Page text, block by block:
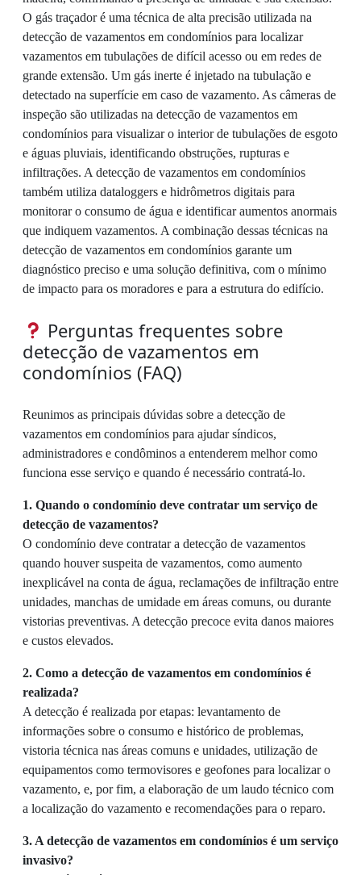
O gás traçador é uma técnica de alta precisão utilizada na
detecção de vazamentos em condomínios para localizar
vazamentos em tubulações de difícil acesso ou em redes de
grande extensão. Um gás inerte é injetado na tubulação e
detectado na superfície em caso de vazamento. As câmeras de
inspeção são utilizadas na detecção de vazamentos em
condomínios para visualizar o interior de tubulações de esgoto
e águas pluviais, identificando obstruções, rupturas e
infiltrações. A detecção de vazamentos em condomínios
também utiliza dataloggers e hidrômetros digitais para
monitorar o consumo de água e identificar aumentos anormais
que indiquem vazamentos. A combinação dessas técnicas na
detecção de vazamentos em condomínios garante um
diagnóstico preciso e uma solução definitiva, com o mínimo
de impacto para os moradores e para a estrutura do edifício.
Perguntas frequentes sobre
detecção de vazamentos em
condomínios (FAQ)
Reunimos as principais dúvidas sobre a detecção de
vazamentos em condomínios para ajudar síndicos,
administradores e condôminos a entenderem melhor como
funciona esse serviço e quando é necessário contratá-lo.
1. Quando o condomínio deve contratar um serviço de
detecção de vazamentos?
O condomínio deve contratar a detecção de vazamentos
quando houver suspeita de vazamentos, como aumento
inexplicável na conta de água, reclamações de infiltração entre
unidades, manchas de umidade em áreas comuns, ou durante
vistorias preventivas. A detecção precoce evita danos maiores
e custos elevados.
2. Como a detecção de vazamentos em condomínios é
realizada?
A detecção é realizada por etapas: levantamento de
informações sobre o consumo e histórico de problemas,
vistoria técnica nas áreas comuns e unidades, utilização de
equipamentos como termovisores e geofones para localizar o
vazamento, e, por fim, a elaboração de um laudo técnico com
a localização do vazamento e recomendações para o reparo.
3. A detecção de vazamentos em condomínios é um serviço
invasivo?